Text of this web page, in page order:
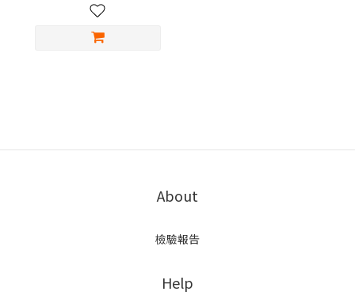
About
檢驗報告
Help